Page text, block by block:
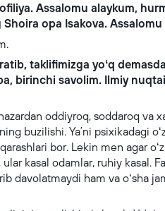
Assalomu alaykum,
opa Isakova.
taklifimizga yoʻq
birinchi savolim. Ilmiy
oddiyroq, soddaroq
buzilishi. Yaʼni psixikadagi
bor. Lekin men agar
ular kasal odamlar, ruhiy kasal.
davolatmaydi ham va oʻsha